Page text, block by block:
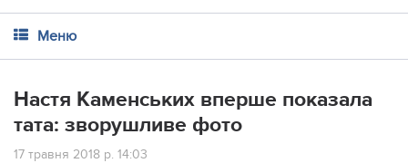
Меню
Настя Каменських вперше показала
тата: зворушливе фото
17 травня 2018 р. 14:03